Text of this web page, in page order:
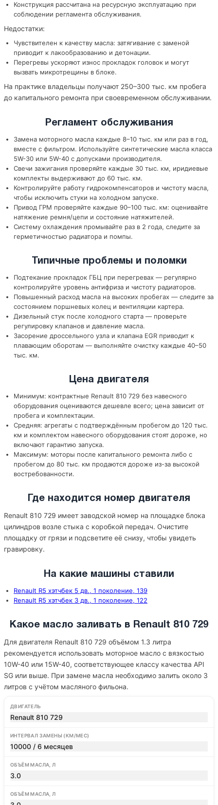
Конструкция рассчитана на ресурсную эксплуатацию при
соблюдении регламента обслуживания.
Недостатки:
Чувствителен к качеству масла: затягивание с заменой
приводит к лакообразованию и детонации.
Перегревы ускоряют износ прокладок головок и могут
вызвать микротрещины в блоке.
На практике владельцы получают 250–300 тыс. км пробега
до капитального ремонта при своевременном обслуживании.
Регламент обслуживания
Замена моторного масла каждые 8–10 тыс. км или раз в год,
вместе с фильтром. Используйте синтетические масла класса
5W-30 или 5W-40 с допусками производителя.
Свечи зажигания проверяйте каждые 30 тыс. км, иридиевые
комплекты выдерживают до 60 тыс. км.
Контролируйте работу гидрокомпенсаторов и чистоту масла,
чтобы исключить стуки на холодном запуске.
Привод ГРМ проверяйте каждые 90–100 тыс. км: оценивайте
натяжение ремня/цепи и состояние натяжителей.
Систему охлаждения промывайте раз в 2 года, следите за
герметичностью радиатора и помпы.
Типичные проблемы и поломки
Подтекание прокладок ГБЦ при перегревах — регулярно
контролируйте уровень антифриза и чистоту радиаторов.
Повышенный расход масла на высоких пробегах — следите за
состоянием поршневых колец и вентиляции картера.
Дизельный стук после холодного старта — проверьте
регулировку клапанов и давление масла.
Засорение дроссельного узла и клапана EGR приводит к
плавающим оборотам — выполняйте очистку каждые 40–50
тыс. км.
Цена двигателя
Минимум: контрактные Renault 810 729 без навесного
оборудования оцениваются дешевле всего; цена зависит от
пробега и комплектации.
Средняя: агрегаты с подтверждённым пробегом до 120 тыс.
км и комплектом навесного оборудования стоят дороже, но
включают гарантию запуска.
Максимум: моторы после капитального ремонта либо с
пробегом до 80 тыс. км продаются дороже из-за высокой
востребованности.
Где находится номер двигателя
Renault 810 729 имеет заводской номер на площадке блока
цилиндров возле стыка с коробкой передач. Очистите
площадку от грязи и подсветите её снизу, чтобы увидеть
гравировку.
На какие машины ставили
Renault R5 хэтчбек 5 дв., 1 поколение, 139
Renault R5 хэтчбек 3 дв., 1 поколение, 122
Какое масло заливать в Renault 810 729
Для двигателя Renault 810 729 объёмом 1.3 литра
рекомендуется использовать моторное масло с вязкостью
10W-40 или 15W-40, соответствующее классу качества API
SG или выше. При замене масла необходимо залить около 3
литров с учётом масляного фильона.
ДВИГАТЕЛЬ
Renault 810 729
ИНТЕРВАЛ ЗАМЕНЫ (КМ/МЕС)
10000 / 6 месяцев
ОБЪЁМ МАСЛА, Л
3.0
ОБЪЁМ МАСЛА, Л